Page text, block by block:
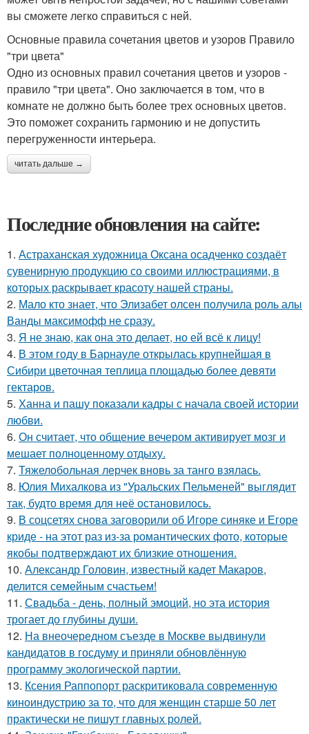
вы сможете легко справиться с ней.
Основные правила сочетания цветов и узоров Правило
"три цвета"
Одно из основных правил сочетания цветов и узоров -
правило "три цвета". Оно заключается в том, что в
комнате не должно быть более трех основных цветов.
Это поможет сохранить гармонию и не допустить
перегруженности интерьера.
читать дальше →
Последние обновления на сайте:
1. Астраханская художница Оксана осадченко создаёт
сувенирную продукцию со своими иллюстрациями, в
которых раскрывает красоту нашей страны.
2. Мало кто знает, что Элизабет олсен получила роль алы
Ванды максимофф не сразу.
3. Я не знаю, как она это делает, но ей всё к лицу!
4. В этом году в Барнауле открылась крупнейшая в
Сибири цветочная теплица площадью более девяти
гектаров.
5. Ханна и пашу показали кадры с начала своей истории
любви.
6. Он считает, что общение вечером активирует мозг и
мешает полноценному отдыху.
7. Тяжелобольная лерчек вновь за танго взялась.
8. Юлия Михалкова из "Уральских Пельменей" выглядит
так, будто время для неё остановилось.
9. В соцсетях снова заговорили об Игоре синяке и Егоре
криде - на этот раз из-за романтических фото, которые
якобы подтверждают их близкие отношения.
10. Александр Головин, известный кадет Макаров,
делится семейным счастьем!
11. Свадьба - день, полный эмоций, но эта история
трогает до глубины души.
12. На внеочередном съезде в Москве выдвинули
кандидатов в госдуму и приняли обновлённую
программу экологической партии.
13. Ксения Раппопорт раскритиковала современную
киноиндустрию за то, что для женщин старше 50 лет
практически не пишут главных ролей.